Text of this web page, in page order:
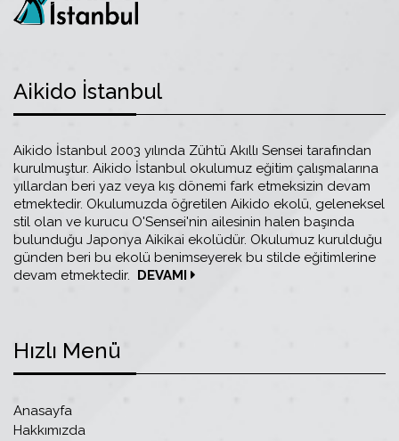
Aikido İstanbul
Aikido İstanbul 2003 yılında Zühtü Akıllı Sensei tarafından
kurulmuştur. Aikido İstanbul okulumuz eğitim çalışmalarına
yıllardan beri yaz veya kış dönemi fark etmeksizin devam
etmektedir. Okulumuzda öğretilen Aikido ekolü, geleneksel
stil olan ve kurucu O'Sensei'nin ailesinin halen başında
bulunduğu Japonya Aikikai ekolüdür. Okulumuz kurulduğu
günden beri bu ekolü benimseyerek bu stilde eğitimlerine
devam etmektedir. DEVAMI
Hızlı Menü
Anasayfa
Hakkımızda